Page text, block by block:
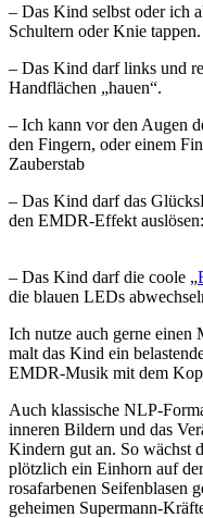
– Das Kind selbst oder ich
Schultern oder Knie tappen.
– Das Kind darf links und
Handflächen „hauen“.
– Ich kann vor den Augen
den Fingern, oder einem
Zauberstab
– Das Kind darf das
den EMDR-Effekt auslösen:
– Das Kind darf die coole „
die blauen LEDs
Ich nutze auch gerne
malt das Kind ein
EMDR-Musik mit dem
Auch klassische NLP-
inneren Bildern und das
Kindern gut an. So wächst
plötzlich ein Einhorn auf
rosafarbenen Seifenblasen
geheimen Supermann-